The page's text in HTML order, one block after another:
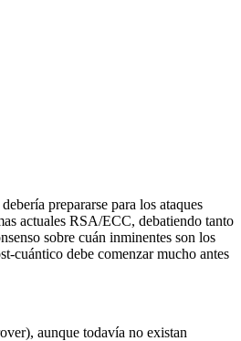
prepararse para los ataques
actuales RSA/ECC, debatiendo tanto
sobre cuán inminentes son los
cuántico debe comenzar mucho antes
aunque todavía no existan